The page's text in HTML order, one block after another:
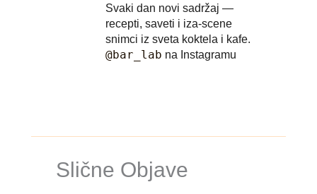
Svaki dan novi sadržaj —
recepti, saveti i iza-scene
snimci iz sveta koktela i kafe.
@bar_lab na Instagramu
Slične Objave